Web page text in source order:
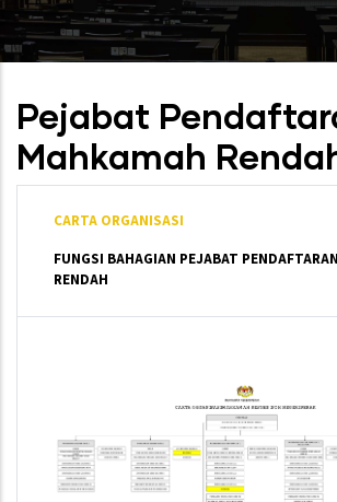
Pejabat
Mahkamah
CARTA ORGANISASI
FUNGSI BAHAGIAN PEJABAT
RENDAH